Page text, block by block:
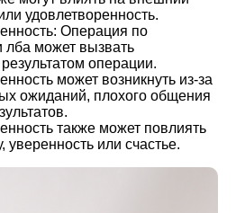
удовлетворенность.
Операция по
лба может вызвать
операции.
может возникнуть из-за
ожиданий, плохого общения
также может повлиять
уверенность или счастье.